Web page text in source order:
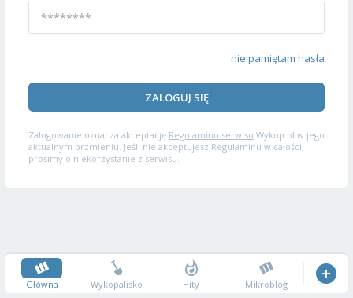
nie pamiętam hasła
ZALOGUJ SIĘ
Zalogowanie oznacza akceptację Regulaminu serwisu Wykop.pl w jego
aktualnym brzmieniu. Jeśli nie akceptujesz Regulaminu w całości,
prosimy o niekorzystanie z serwisu.
Główna Wykopalisko Hity Mikroblog